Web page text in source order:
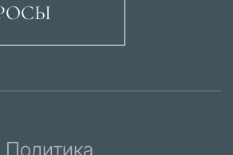
Авеню Рикардо
Политика